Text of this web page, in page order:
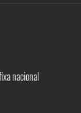
nacional